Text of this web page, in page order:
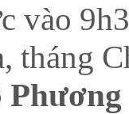
tháng